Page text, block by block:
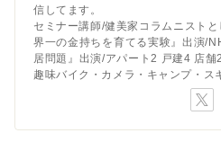
信してます。
セミナー講師/健美家コラムニスト
界一の金持ちを育てる実験』出演/
居問題』出演/アパート2 戸建4 店
趣味バイク・カメラ・キャンプ・ス